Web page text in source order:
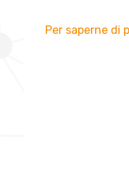
Per saperne di